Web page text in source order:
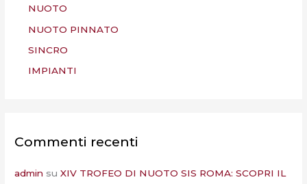
NUOTO
NUOTO PINNATO
SINCRO
IMPIANTI
Commenti recenti
admin suXIV TROFEO DI NUOTO SIS ROMA: SCOPRI IL